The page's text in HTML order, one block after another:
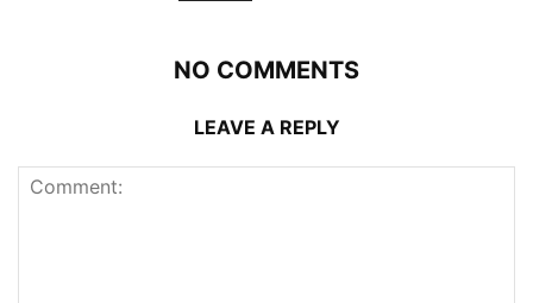
NO COMMENTS
LEAVE A REPLY